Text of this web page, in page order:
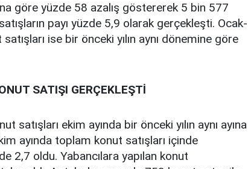
göre yüzde 58 azalış göstererek 5 bin 577
payı yüzde 5,9 olarak gerçekleşti. Ocak-
ise bir önceki yılın aynı dönemine göre
SATIŞI GERÇEKLEŞTİ
satışları ekim ayında bir önceki yılın aynı ayına
ayında toplam konut satışları içinde
2,7 oldu. Yabancılara yapılan konut